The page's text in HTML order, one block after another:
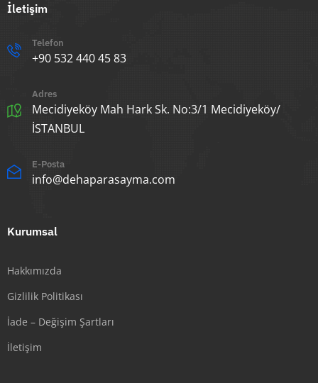
İletişim
Telefon
+90 532 440 45 83
Adres
Mecidiyeköy Mah Hark Sk. No:3/1 Mecidiyeköy/
İSTANBUL
E-Posta
info@dehaparasayma.com
Kurumsal
Hakkımızda
Gizlilik Politikası
İade – Değişim Şartları
İletişim